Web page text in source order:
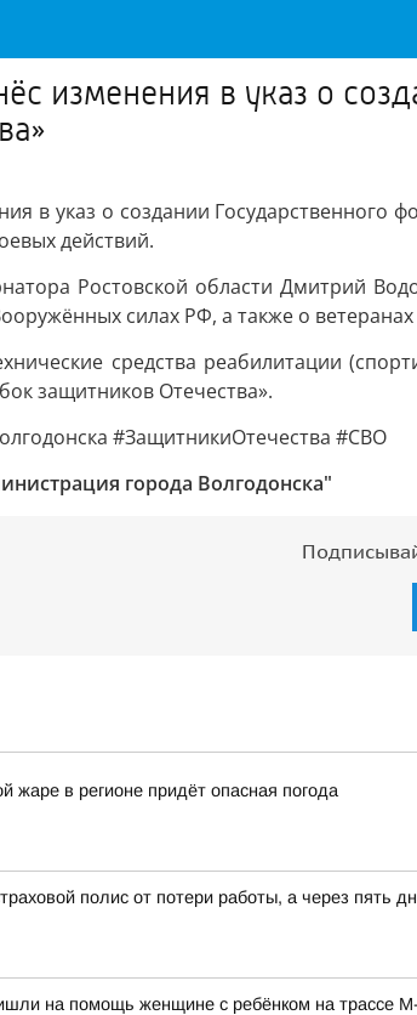
изменения в указ о
в указ о создании
действий.
Ростовской области Дмитрий
силах РФ, а также о
средства реабилитации
защитников Отечества».
#ЗащитникиОтечества #СВО
города Волгодонска"
жаре в регионе придёт опасная погода
полис от потери работы, а через пять
на помощь женщине с ребёнком на трассе